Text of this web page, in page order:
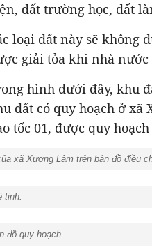
đất trường học, đất
loại đất này sẽ không
giải tỏa khi nhà nước
hình dưới đây, khu
đất có quy hoạch ở xã
tốc 01, được quy
xã Xương Lâm trên bản đồ điều
tinh.
đồ quy hoạch.